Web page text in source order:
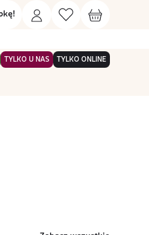
TYLKO U NAS TYLKO ONLINE